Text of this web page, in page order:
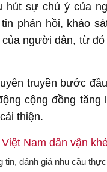
hút sự chú ý của
phản hồi, khảo
người dân, từ
truyền bước
cộng đồng tăng
thiện.
tin, đánh giá nhu cầu